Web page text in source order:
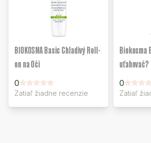
BIOKOSMA Basic Chladivý Roll-
on na Oči
0
Zatiaľ žiadne recenzie
Biokosma
uťahovač?
0
Zatiaľ